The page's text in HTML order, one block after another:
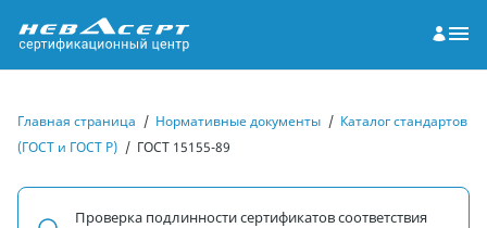
Главная страница / Нормативные документы / Каталог стандартов
(ГОСТ и ГОСТ Р) / ГОСТ 15155-89
Проверка подлинности сертификатов соответствия